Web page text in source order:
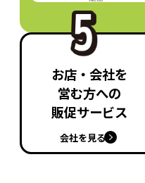
お店・会社を
営む方への
販促サービス
会社を見る